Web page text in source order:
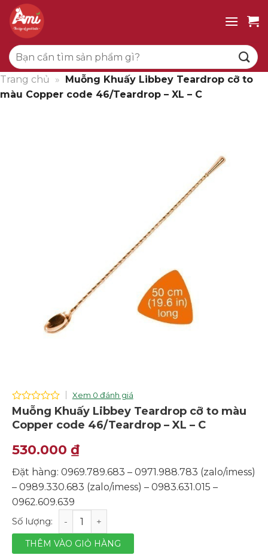
qua
dung
Tìm
kiếm:
Trang chủ » Muỗng Khuấy Libbey Teardrop cỡ to
màu Copper code 46/Teardrop – XL – C
0
out
of
Xem 0 đánh giá
Muỗng Khuấy Libbey Teardrop cỡ to màu
Copper code 46/Teardrop – XL – C
530.000 ₫
Đặt hàng: 0969.789.683 – 0971.988.783 (zalo/imess)
– 0989.330.683 (zalo/imess) – 0983.631.015 –
0962.609.639
Muỗng Khuấy Libbey Teardrop cỡ to màu Copper
THÊM VÀO GIỎ HÀNG